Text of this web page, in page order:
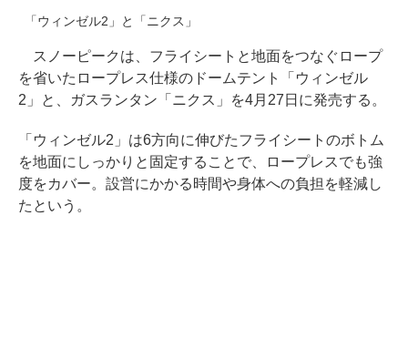
「ウィンゼル2」と「ニクス」
スノーピークは、フライシートと地面をつなぐロープ
を省いたロープレス仕様のドームテント「ウィンゼル
2」と、ガスランタン「ニクス」を4月27日に発売する。
「ウィンゼル2」は6方向に伸びたフライシートのボトム
を地面にしっかりと固定することで、ロープレスでも強
度をカバー。設営にかかる時間や身体への負担を軽減し
たという。